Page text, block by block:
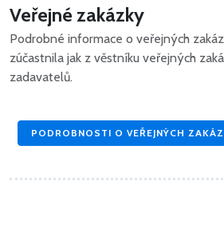
Veřejné zakázky
Podrobné informace o veřejných
zúčastnila jak z věstníku veřejných
zadavatelů.
PODROBNOSTI O VEŘEJNÝCH